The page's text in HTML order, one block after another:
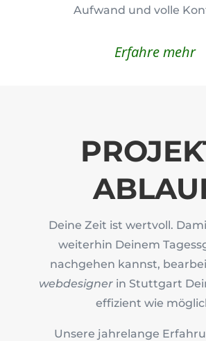
Aufwand und volle
Erfahre mehr
Deine Zeit ist wertvoll.
weiterhin Deinem
nachgehen kannst,
webdesigner in Stuttgart
effizient wie
Unsere jahrelange